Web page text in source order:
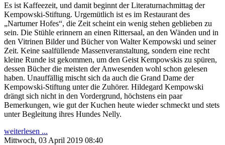
Es ist Kaffeezeit, und damit beginnt der Literaturnachmittag der
Kempowski-Stiftung. Urgemütlich ist es im Restaurant des
„Nartumer Hofes“, die Zeit scheint ein wenig stehen geblieben zu
sein. Die Stühle erinnern an einen Rittersaal, an den Wänden und in
den Vitrinen Bilder und Bücher von Walter Kempowski und seiner
Zeit. Keine saalfüllende Massenveranstaltung, sondern eine recht
kleine Runde ist gekommen, um den Geist Kempowskis zu spüren,
dessen Bücher die meisten der Anwesenden wohl schon gelesen
haben. Unauffällig mischt sich da auch die Grand Dame der
Kempowski-Stiftung unter die Zuhörer. Hildegard Kempowski
drängt sich nicht in den Vordergrund, höchstens ein paar
Bemerkungen, wie gut der Kuchen heute wieder schmeckt und stets
unter Begleitung ihres Hundes Nelly.
weiterlesen ...
Mittwoch, 03 April 2019 08:40